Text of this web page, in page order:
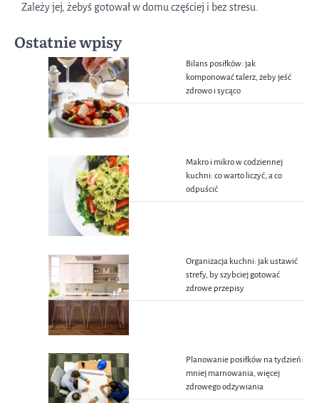
Zależy jej, żebyś gotował w domu częściej i bez stresu.
Ostatnie wpisy
Bilans posiłków: jak
komponować talerz, żeby jeść
zdrowo i sycąco
Makro i mikro w codziennej
kuchni: co warto liczyć, a co
odpuścić
Organizacja kuchni: jak ustawić
strefy, by szybciej gotować
zdrowe przepisy
Planowanie posiłków na tydzień:
mniej marnowania, więcej
zdrowego odżywiania